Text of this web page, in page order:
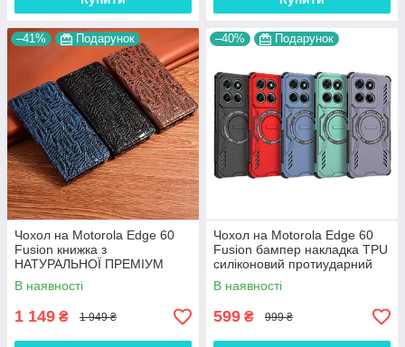
–41% Подарунок
Чохол на Motorola Edge 60
Fusion книжка з
НАТУРАЛЬНОЇ ПРЕМІУМ
ШКІРИ із підставкою
протиударний магнітний
"DRAGON"
В наявності
1 149 ₴ 1 949 ₴
–40% Подарунок
Чохол на Motorola Edge 60
Fusion бампер накладка TPU
силіконовий протиударний
оригінальний "NEO ARMOR"
В наявності
599 ₴ 999 ₴